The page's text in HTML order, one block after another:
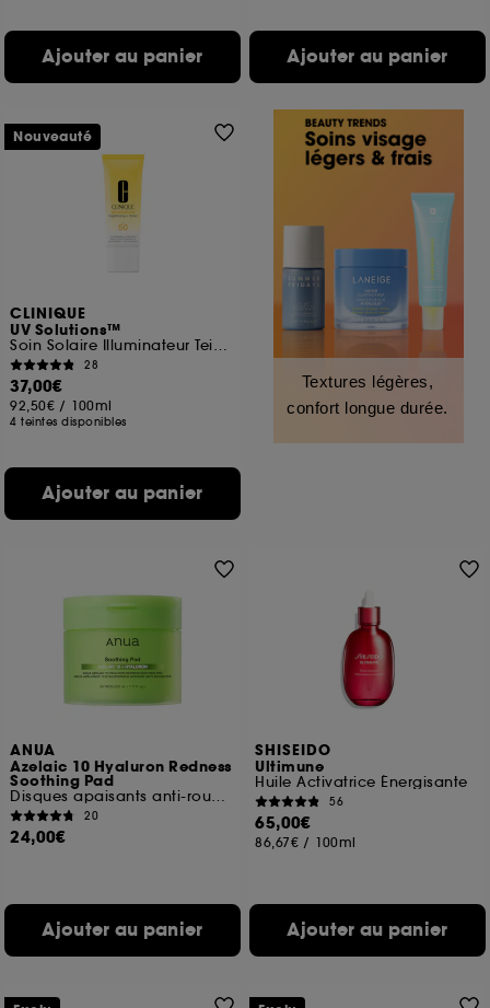
Ajouter au panier Ajouter au panier
CLINIQUE
UV Solutions™
Soin Solaire Illuminateur Teinté​ SPF 50
28
37,00€
92,50€ / 100ml
4 teintes disponibles
Ajouter au panier
Nouveauté
Textures légères,
confort longue durée.
ANUA
Azelaic 10 Hyaluron Redness
Soothing Pad
Disques apaisants anti-rougeurs
20
24,00€
Ajouter au panier
SHISEIDO
Ultimune
Huile Activatrice Énergisante
56
65,00€
86,67€ / 100ml
Ajouter au panier